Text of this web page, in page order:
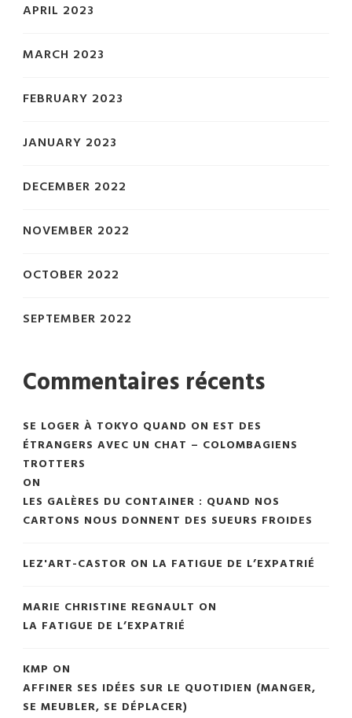
APRIL 2023
MARCH 2023
FEBRUARY 2023
JANUARY 2023
DECEMBER 2022
NOVEMBER 2022
OCTOBER 2022
SEPTEMBER 2022
Commentaires récents
SE LOGER À TOKYO QUAND ON EST DES
ÉTRANGERS AVEC UN CHAT – COLOMBAGIENS
TROTTERS
ON
LES GALÈRES DU CONTAINER : QUAND NOS
CARTONS NOUS DONNENT DES SUEURS FROIDES
LEZ'ART-CASTOR ON LA FATIGUE DE L’EXPATRIÉ
MARIE CHRISTINE REGNAULT ON
LA FATIGUE DE L’EXPATRIÉ
KMP ON
AFFINER SES IDÉES SUR LE QUOTIDIEN (MANGER,
SE MEUBLER, SE DÉPLACER)